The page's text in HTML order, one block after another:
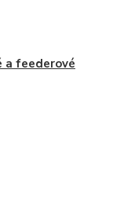
a feederové